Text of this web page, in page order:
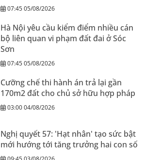
07:45 05/08/2026
Hà Nội yêu cầu kiểm điểm nhiều cán
bộ liên quan vi phạm đất đai ở Sóc
Sơn
07:45 05/08/2026
Cưỡng chế thi hành án trả lại gần
170m2 đất cho chủ sở hữu hợp pháp
03:00 04/08/2026
Nghị quyết 57: 'Hạt nhân' tạo sức bật
mới hướng tới tăng trưởng hai con số